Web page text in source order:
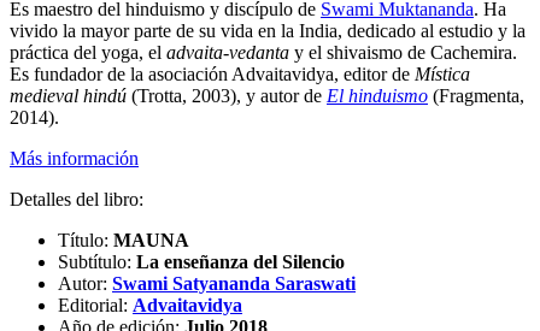
Es maestro del hinduismo y discípulo de Swami Muktananda. Ha
vivido la mayor parte de su vida en la India, dedicado al estudio y la
práctica del yoga, el advaita-vedanta y el shivaismo de Cachemira.
Es fundador de la asociación Advaitavidya, editor de Mística
medieval hindú (Trotta, 2003), y autor de El hinduismo (Fragmenta,
2014).
Más información
Detalles del libro:
Título: MAUNA
Subtítulo: La enseñanza del Silencio
Autor: Swami Satyananda Saraswati
Editorial: Advaitavidya
Año de edición: Julio 2018